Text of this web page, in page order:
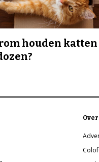
houden katten